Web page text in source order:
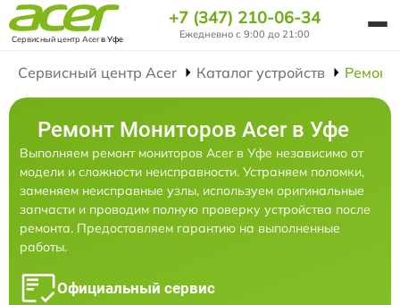
Сервисный центр Acerв Уфе
+7 (347) 210-06-34
Ежедневно с 9:00 до 21:00
Сервисный центр Acer Каталог устройств
Ремонт Мониторов Acer в Уфе
Выполняем ремонт мониторов Acer в Уфе независимо от
модели и сложности неисправности. Устраняем поломки,
заменяем неисправные узлы, используем оригинальные
запчасти и проводим полную проверку устройства после
ремонта. Предоставляем гарантию на выполненные
работы.
Официальный сервис